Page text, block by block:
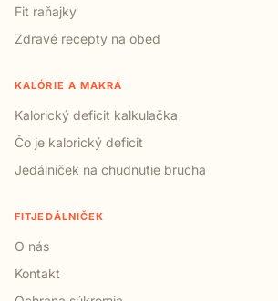
Fit raňajky
Zdravé recepty na obed
KALÓRIE A MAKRÁ
Kalorický deficit kalkulačka
Čo je kalorický deficit
Jedálniček na chudnutie brucha
FITJEDÁLNIČEK
O nás
Kontakt